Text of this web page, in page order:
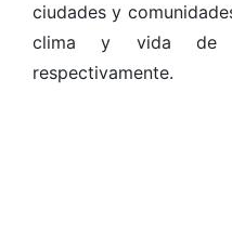
ciudades y
clima y vida de
respectivamente.